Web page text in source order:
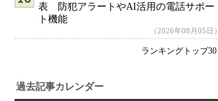
表 防犯アラートやAI活用の電話サポー
ト機能
（2026年08月05日）
ランキングトップ30
過去記事カレンダー